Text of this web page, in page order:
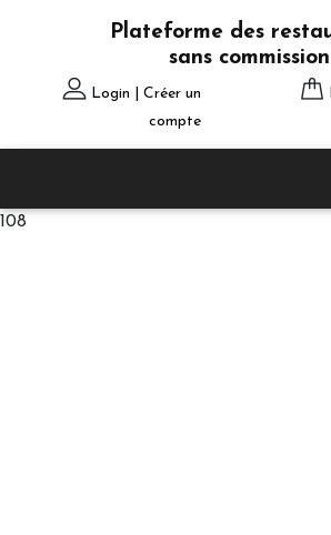
Plateforme des
sans commission
Login | Créer un
compte
108